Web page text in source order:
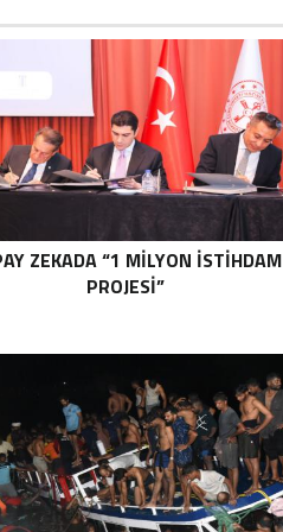
ZEKADA “1 MILYON İSTIHDAM
PROJESI”